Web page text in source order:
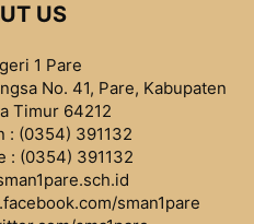
US
1 Pare
No. 41, Pare, Kabupaten
Timur 64212
: (0354) 391132
: (0354) 391132
sman1pare